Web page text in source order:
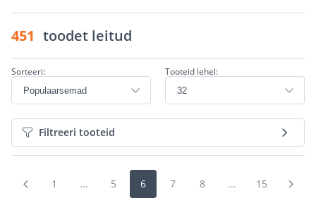
451 toodet leitud
Sorteeri: Tooteid lehel:
Filtreeri tooteid
1 ... 5 6 7 8 ... 15